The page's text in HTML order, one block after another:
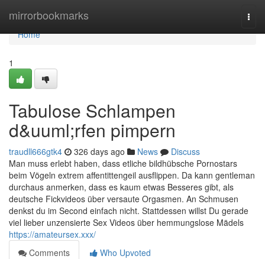
mirrorbookmarks
Home
Home
1
Tabulose Schlampen
d&uuml;rfen pimpern
traudll666gtk4 326 days ago News
Discuss
Man muss erlebt haben, dass etliche bildhübsche Pornostars
beim Vögeln extrem affentittengeil ausflippen. Da kann gentleman
durchaus anmerken, dass es kaum etwas Besseres gibt, als
deutsche Fickvideos über versaute Orgasmen. An Schmusen
denkst du im Second einfach nicht. Stattdessen willst Du gerade
viel lieber unzensierte Sex Videos über hemmungslose Mädels
https://amateursex.xxx/
Comments
Who Upvoted